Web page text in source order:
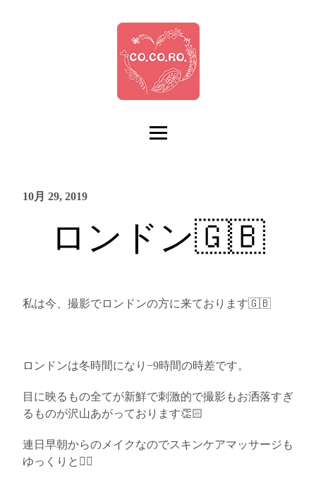
10月 29, 2019
ロンドン🇬🇧
私は今、撮影でロンドンの方に来ております🇬🇧
ロンドンは冬時間になり−9時間の時差です。
目に映るもの全てが新鮮で刺激的で撮影もお洒落すぎ
るものが沢山あがっております👏🏻
連日早朝からのメイクなのでスキンケアマッサージも
ゆっくりと💆‍♀️